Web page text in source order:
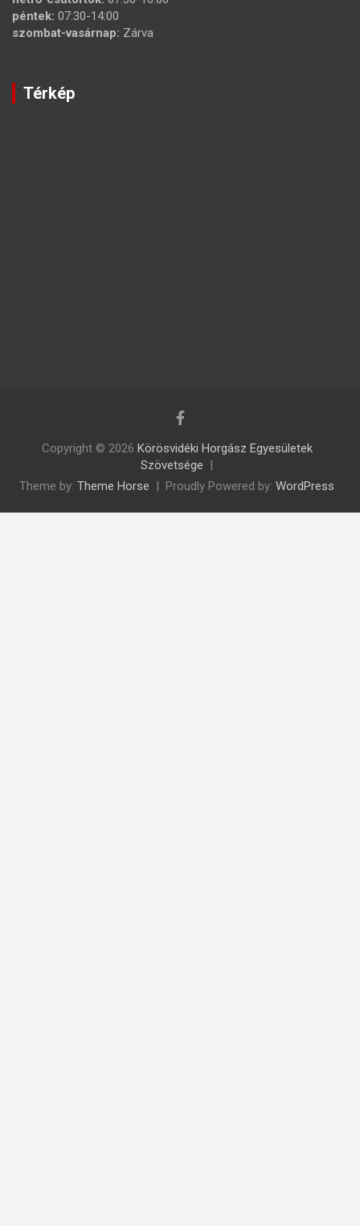
péntek: 07:30-14:00
szombat-vasárnap: Zárva
Térkép
Copyright © 2026 Körösvidéki Horgász Egyesületek
Szövetsége
Theme by: Theme Horse Proudly Powered by: WordPress